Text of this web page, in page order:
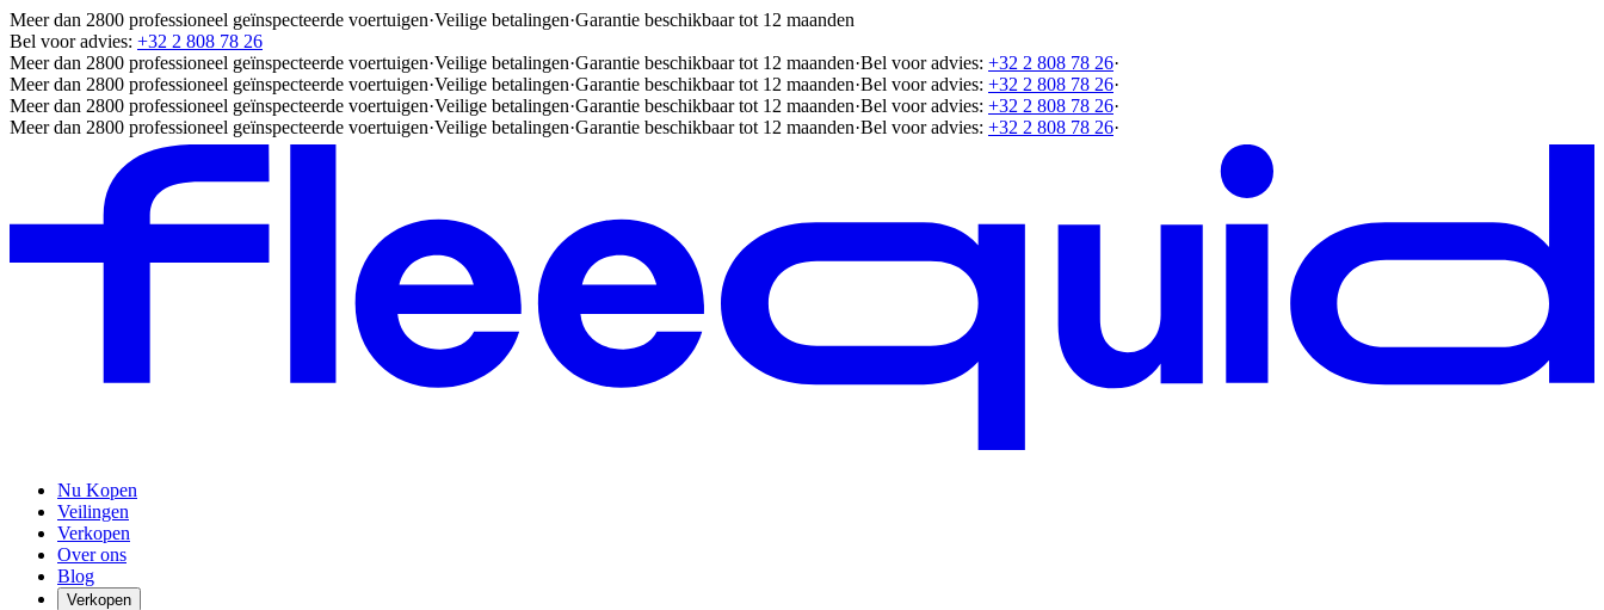
Meer dan 2800 professioneel geïnspecteerde voertuigen·Veilige betalingen·Garantie beschikbaar tot 12 maanden
Bel voor advies: +32 2 808 78 26
Meer dan 2800 professioneel geïnspecteerde voertuigen·Veilige betalingen·Garantie beschikbaar tot 12 maanden·Bel voor advies: +32 2 808 78 26·
Meer dan 2800 professioneel geïnspecteerde voertuigen·Veilige betalingen·Garantie beschikbaar tot 12 maanden·Bel voor advies: +32 2 808 78 26·
Meer dan 2800 professioneel geïnspecteerde voertuigen·Veilige betalingen·Garantie beschikbaar tot 12 maanden·Bel voor advies: +32 2 808 78 26·
Meer dan 2800 professioneel geïnspecteerde voertuigen·Veilige betalingen·Garantie beschikbaar tot 12 maanden·Bel voor advies: +32 2 808 78 26·
Nu Kopen
Veilingen
Verkopen
Over ons
Blog
Verkopen